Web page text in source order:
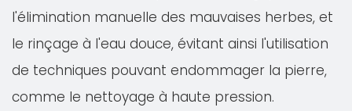
l'élimination manuelle des mauvaises herbes, et
le rinçage à l'eau douce, évitant ainsi l'utilisation
de techniques pouvant endommager la pierre,
comme le nettoyage à haute pression.